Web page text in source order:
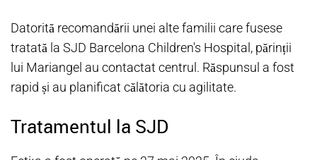
Datorită recomandării unei alte familii care fusese
tratată la SJD Barcelona Children's Hospital, părinții
lui Mariangel au contactat centrul. Răspunsul a fost
rapid și au planificat călătoria cu agilitate.
Tratamentul la SJD